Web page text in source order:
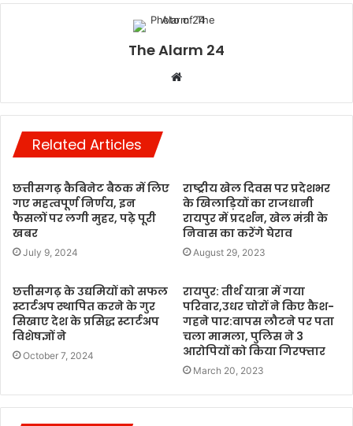
The Alarm 24
Website
Related Articles
छत्तीसगढ़ कैबिनेट बैठक में लिए
गए महत्वपूर्ण निर्णय, इन
फैसलों पर लगी मुहर, पढ़े पूरी
खबर
July 9, 2024
राष्ट्रीय खेल दिवस पर प्रदेशभर
के खिलाड़ियों का राजधानी
रायपुर में प्रदर्शन, खेल मंत्री के
निवास का करेंगे घेराव
August 29, 2023
छत्तीसगढ़ के उद्यमियों को सफल
स्टार्टअप स्थापित करने के गुर
सिखाए देश के प्रसिद्ध स्टार्टअप
विशेषज्ञों ने
October 7, 2024
रायपुर: तीर्थ यात्रा में गया
परिवार,उधर चोरों ने किए कैश-
गहने पार:वापस लौटने पर पता
चला मामला, पुलिस ने 3
आरोपियों को किया गिरफ्तार
March 20, 2023